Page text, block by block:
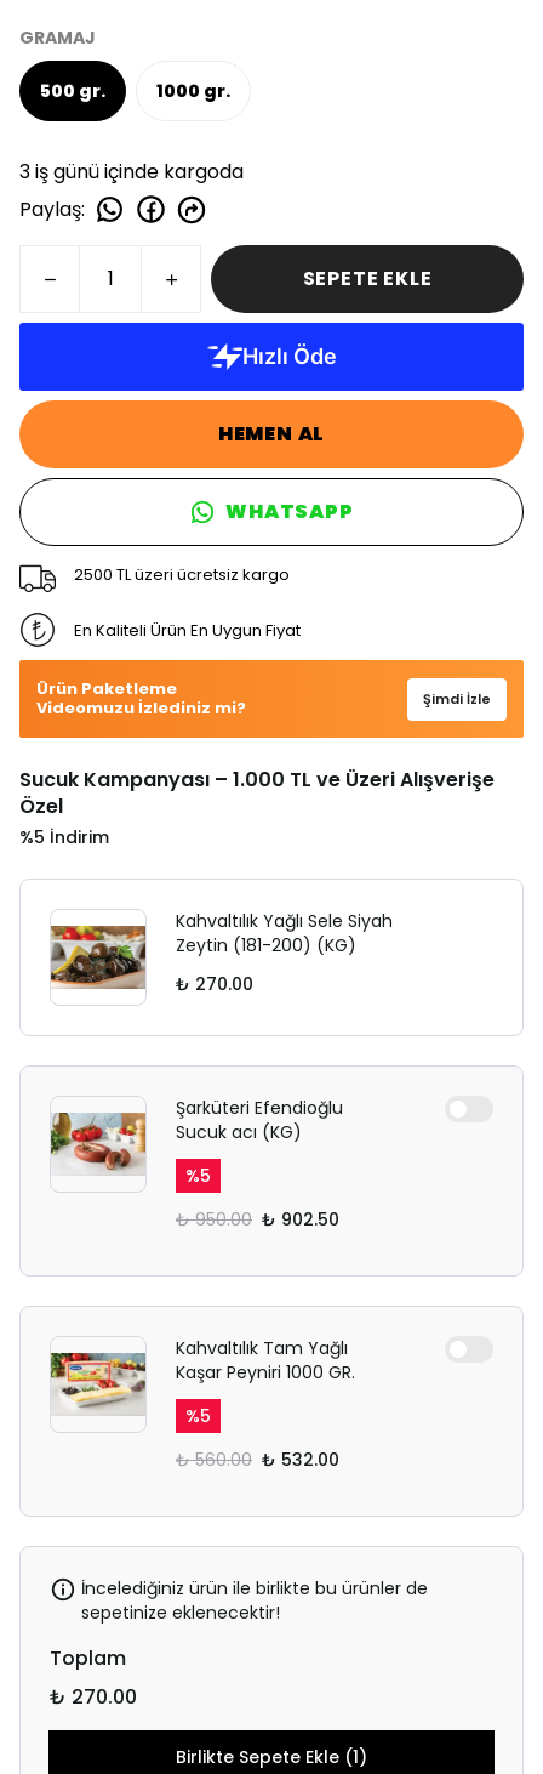
GRAMAJ
500 gr. 1000 gr.
3 iş günü içinde kargoda
Paylaş:
SEPETE EKLE
HEMEN AL
WHATSAPP
2500 TL üzeri ücretsiz kargo
En Kaliteli Ürün En Uygun Fiyat
Ürün Paketleme
Videomuzu İzlediniz mi?
Şimdi İzle
Sucuk Kampanyası – 1.000 TL ve Üzeri Alışverişe
Özel
%5 İndirim
Kahvaltılık Yağlı Sele Siyah
Zeytin (181-200) (KG)
₺ 270.00
Şarküteri Efendioğlu
Sucuk acı (KG)
%5
₺ 950.00 ₺ 902.50
Kahvaltılık Tam Yağlı
Kaşar Peyniri 1000 GR.
%5
₺ 560.00 ₺ 532.00
İncelediğiniz ürün ile birlikte bu ürünler de
sepetinize eklenecektir!
Toplam
₺ 270.00
Birlikte Sepete Ekle (1)